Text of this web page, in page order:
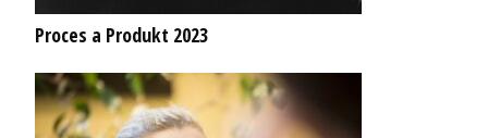
Proces a Produkt 2023